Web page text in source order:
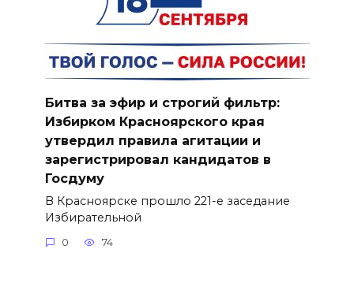
Битва за эфир и строгий фильтр:
Избирком Красноярского края
утвердил правила агитации и
зарегистрировал кандидатов в
Госдуму
В Красноярске прошло 221-е заседание
Избирательной
0 74